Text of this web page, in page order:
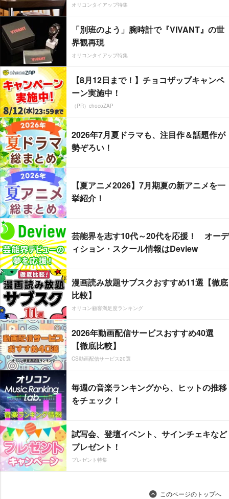
オリコンタイアップ特集
「別班のよう」腕時計で『VIVANT』の世
界観再現
オリコンタイアップ特集
【8月12日まで！】チョコザップキャンペ
ーン実施中！
（PR）chocoZAP
2026年7月夏ドラマも、注目作＆話題作が
勢ぞろい！
【夏アニメ2026】7月期夏の新アニメを一
挙紹介！
芸能界を志す10代～20代を応援！ オーデ
ィション・スクール情報はDeview
漫画読み放題サブスクおすすめ11選【徹底
比較】
オリコン顧客満足度ランキング
2026年動画配信サービスおすすめ40選
【徹底比較】
CS動画配信サービス20選
毎週の音楽ランキングから、ヒットの推移
をチェック！
試写会、登壇イベント、サインチェキなど
プレゼント！
プレゼント特集
このページのトップへ